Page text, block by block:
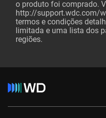
o produto foi comprado.
http://support.wdc.com/
termos e condições
limitada e uma lista dos
regiões.